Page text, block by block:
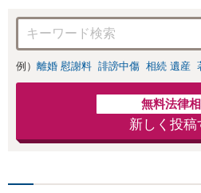
例） 離婚 慰謝料 誹謗中傷 相続 遺産
無料法律
新しく投稿